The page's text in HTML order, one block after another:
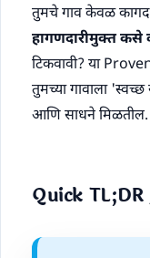
तुमचे गाव केवळ
हागणदारीमुक्त कसे
टिकवावी? या
तुमच्या गावाला
आणि साधने मिळतील.
Quick TL;DR